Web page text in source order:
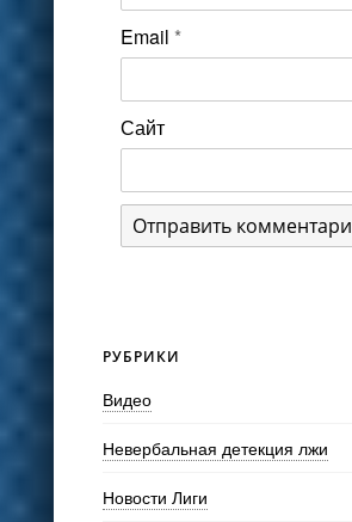
Email *
Сайт
РУБРИКИ
Видео
Невербальная детекция лжи
Новости Лиги